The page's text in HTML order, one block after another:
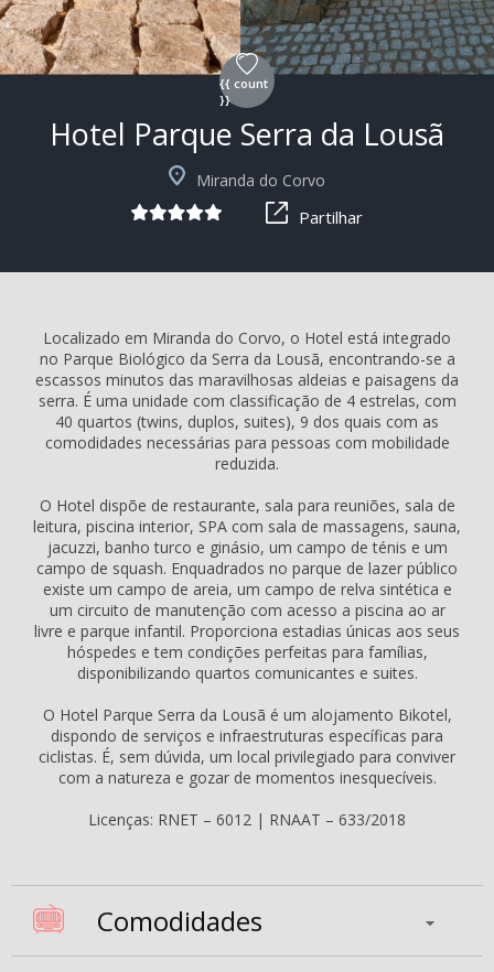
{{ count
}}
Hotel Parque Serra da Lousã
Miranda do Corvo
Partilhar
Localizado em Miranda do Corvo, o Hotel está integrado
no Parque Biológico da Serra da Lousã, encontrando-se a
escassos minutos das maravilhosas aldeias e paisagens da
serra. É uma unidade com classificação de 4 estrelas, com
40 quartos (twins, duplos, suites), 9 dos quais com as
comodidades necessárias para pessoas com mobilidade
reduzida.
O Hotel dispõe de restaurante, sala para reuniões, sala de
leitura, piscina interior, SPA com sala de massagens, sauna,
jacuzzi, banho turco e ginásio, um campo de ténis e um
campo de squash. Enquadrados no parque de lazer público
existe um campo de areia, um campo de relva sintética e
um circuito de manutenção com acesso a piscina ao ar
livre e parque infantil. Proporciona estadias únicas aos seus
hóspedes e tem condições perfeitas para famílias,
disponibilizando quartos comunicantes e suites.
O Hotel Parque Serra da Lousã é um alojamento Bikotel,
dispondo de serviços e infraestruturas específicas para
ciclistas. É, sem dúvida, um local privilegiado para conviver
com a natureza e gozar de momentos inesquecíveis.
Licenças: RNET – 6012 | RNAAT – 633/2018
Comodidades